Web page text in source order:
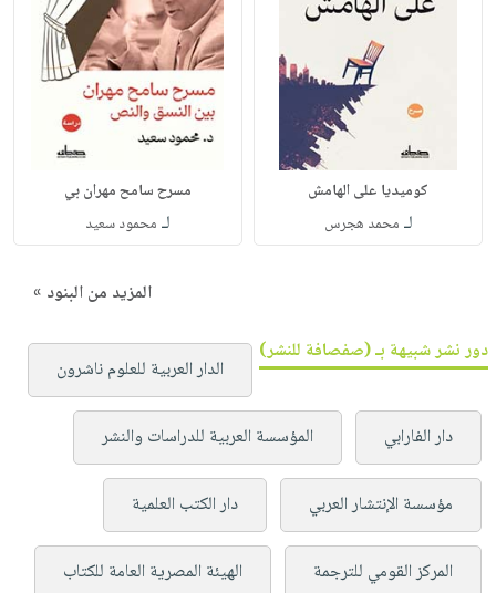
كوميديا على الهامش
لـ محمد هجرس
مسرح سامح مهران بي
لـ محمود سعيد
المزيد من البنود »
دور نشر شبيهة بـ (صفصافة للنشر)
الدار العربية للعلوم ناشرون
دار الفارابي المؤسسة العربية للدراسات والنشر
مؤسسة الإنتشار العربي دار الكتب العلمية
المركز القومي للترجمة الهيئة المصرية العامة للكتاب